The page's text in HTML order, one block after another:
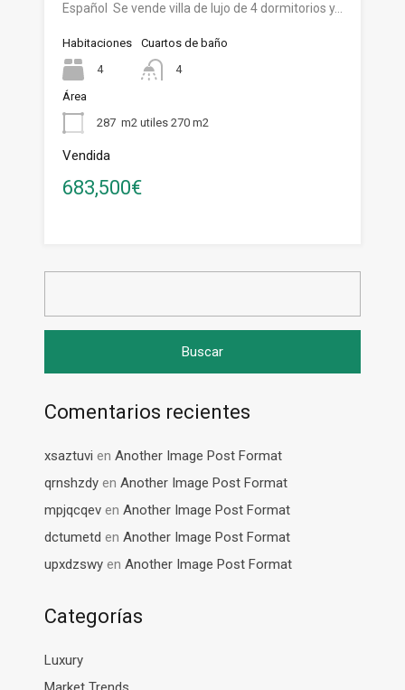
Español Se vende villa de lujo de 4 dormitorios y…
Habitaciones
4
Cuartos de baño
4
Área
287 m2 utiles 270 m2
Vendida
683,500€
Comentarios recientes
xsaztuvi en Another Image Post Format
qrnshzdy en Another Image Post Format
mpjqcqev en Another Image Post Format
dctumetd en Another Image Post Format
upxdzswy en Another Image Post Format
Categorías
Luxury